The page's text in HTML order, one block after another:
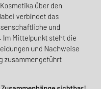
über den
verbindet das
und
Im Mittelpunkt steht die
und Nachweise
zusammengeführt